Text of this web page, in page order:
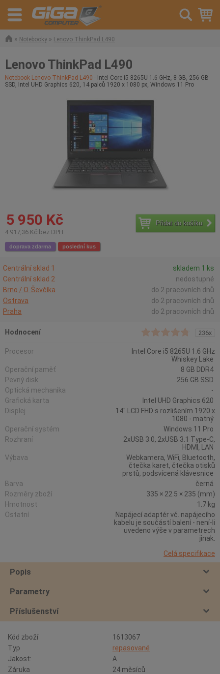
» Notebooky » Lenovo ThinkPad L490
Lenovo ThinkPad L490
Notebook Lenovo ThinkPad L490 - Intel Core i5 8265U 1.6 GHz, 8 GB, 256 GB
SSD, Intel UHD Graphics 620, 14 palců 1920 x 1080 px, Windows 11 Pro
5 950 Kč
4 917,36 Kč bez DPH
Přidat do košíku
doprava zdarma poslední kus
Centrální sklad 1
skladem 1 ks
Centrální sklad 2
nedostupné
Brno / O. Ševčíka
do 2 pracovních dnů
Ostrava
do 2 pracovních dnů
Praha
do 2 pracovních dnů
Hodnocení 236x
Procesor
Intel Core i5 8265U 1.6 GHz
Whiskey Lake
Operační paměť
8 GB DDR4
Pevný disk
256 GB SSD
Optická mechanika
-
Grafická karta
Intel UHD Graphics 620
Displej
14" LCD FHD s rozlišením 1920 x
1080 - matný
Operační systém
Windows 11 Pro
Rozhraní
2xUSB 3.0, 2xUSB 3.1 Type-C,
HDMI, LAN
Výbava
Webkamera, WiFi, Bluetooth,
čtečka karet, čtečka otisků
prstů, podsvícená klávesnice
Barva
černá
Rozměry zboží
335 × 22.5 × 235 (mm)
Hmotnost
1.7 kg
Ostatní
Napájecí adaptér vč. napájecího
kabelu je součástí balení - není-li
uvedeno výše v parametrech
jinak.
Celá specifikace
Popis
Parametry
Příslušenství
Kód zboží
1613067
Typ
repasované
Jakost:
A
Záruka
24 měsíců